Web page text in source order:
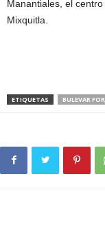
Manantiales, el
Mixquitla.
ETIQUETAS BULEVAR